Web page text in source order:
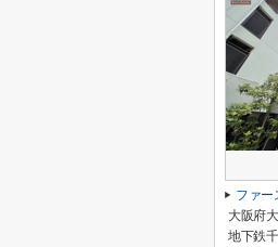
ファー
大阪府
地下鉄